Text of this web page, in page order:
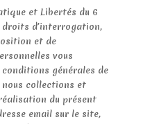
et Libertés du 6
droits d’interrogation,
et de
vous
générales de
nous collections et
du présent
email sur le site,